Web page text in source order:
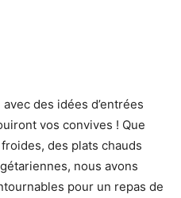
des idées d’entrées
vos convives ! Que
des plats chauds
nous avons
pour un repas de